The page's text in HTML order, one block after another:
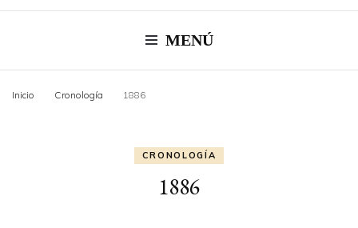
MENÚ
Inicio Cronologí­a 1886
CRONOLOGÍ­A
1886